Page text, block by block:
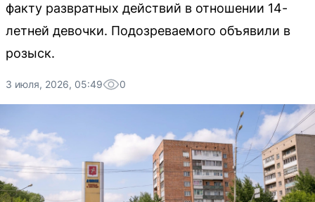
факту развратных действий в отношении 14-
летней девочки. Подозреваемого объявили в
розыск.
3 июля, 2026, 05:49 0